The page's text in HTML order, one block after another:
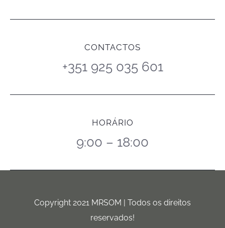
CONTACTOS
+351 925 035 601
HORÁRIO
9:00 – 18:00
Copyright 2021 MRSOM | Todos os direitos
reservados!